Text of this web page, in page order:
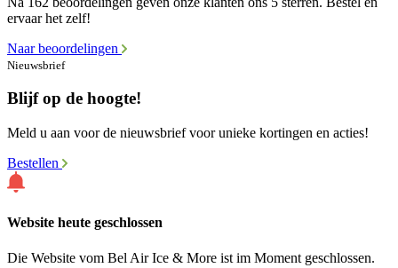
ervaar het zelf!
Naar beoordelingen
Nieuwsbrief
Blijf op de hoogte!
Meld u aan voor de nieuwsbrief voor unieke kortingen en acties!
Bestellen
Website heute geschlossen
Die Website vom Bel Air Ice & More ist im Moment geschlossen.